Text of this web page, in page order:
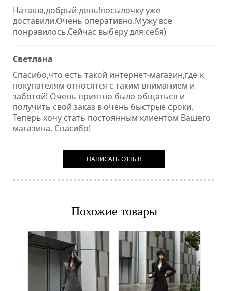
Наташа,добрый день!посылочку уже
доставили.Очень оперативно.Мужу всё
понравилось.Сейчас выберу для себя)
Светлана
Спасибо,что есть такой интернет-магазин,где к
покупателям относятся с таким вниманием и
заботой! Очень приятно было общаться и
получить свой заказ в очень быстрые сроки.
Теперь хочу стать постоянным клиентом Вашего
магазина. Спасибо!
НАПИСАТЬ ОТЗЫВ
Похожие товары